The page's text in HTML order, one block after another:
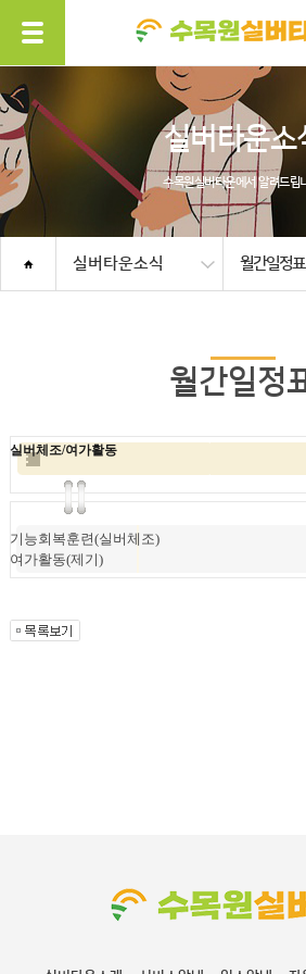
실버타운소
수목원실버타운에서 알려드립
실버타운소식 월간일정표
월간일정
실버체조/여가활동
기능회복훈련(실버체조)
여가활동(제기)